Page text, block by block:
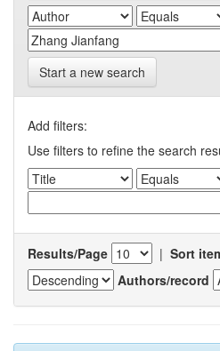
Start a new search
Add filters:
Use filters to refine the search
Results/Page | Sort
Authors/record